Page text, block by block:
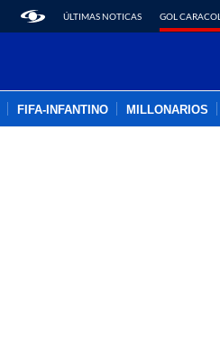
ÚLTIMAS NOTICAS GOL CARACOL
FIFA-INFANTINO MILLONARIOS